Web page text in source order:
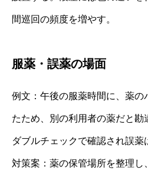
間巡回の頻度を増やす。
服薬・誤薬の場面
例文：午後の服薬時間に、薬の
たため、別の利用者の薬だと勘
ダブルチェックで確認され誤薬
対策案：薬の保管場所を整理し